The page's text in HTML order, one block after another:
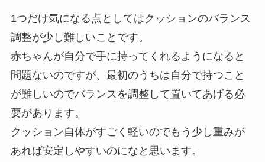
1つだけ気になる点としてはクッションのバランス
調整が少し難しいことです。
赤ちゃんが自分で手に持ってくれるようになると
問題ないのですが、最初のうちは自分で持つこと
が難しいのでバランスを調整して置いてあげる必
要があります。
クッション自体がすごく軽いのでもう少し重みが
あれば安定しやすいのになと思います。